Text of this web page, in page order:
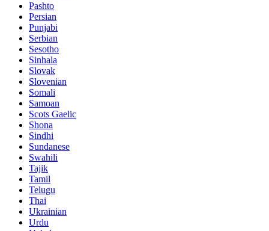
Pashto
Persian
Punjabi
Serbian
Sesotho
Sinhala
Slovak
Slovenian
Somali
Samoan
Scots Gaelic
Shona
Sindhi
Sundanese
Swahili
Tajik
Tamil
Telugu
Thai
Ukrainian
Urdu